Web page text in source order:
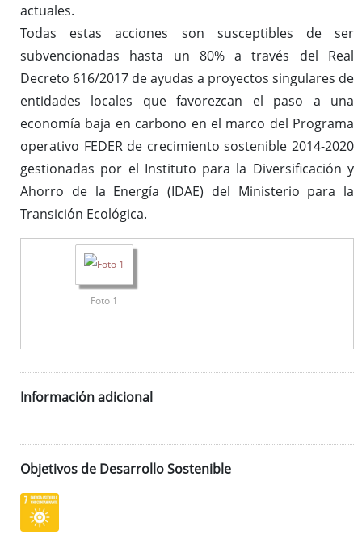
actuales.
Todas estas acciones son susceptibles de ser
subvencionadas hasta un 80% a través del Real
Decreto 616/2017 de ayudas a proyectos singulares de
entidades locales que favorezcan el paso a una
economía baja en carbono en el marco del Programa
operativo FEDER de crecimiento sostenible 2014-2020
gestionadas por el Instituto para la Diversificación y
Ahorro de la Energía (IDAE) del Ministerio para la
Transición Ecológica.
Foto 1
Información adicional
Objetivos de Desarrollo Sostenible